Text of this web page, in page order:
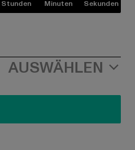
Stunden Minuten Sekunden
AUSWÄHLEN